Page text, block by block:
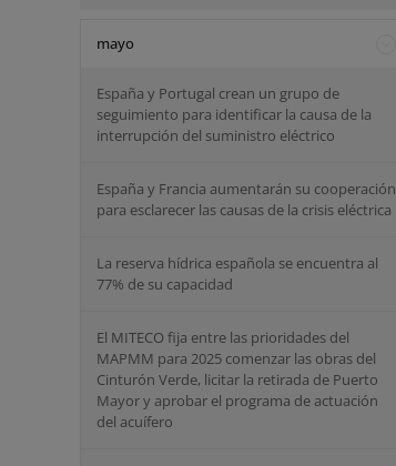
mayo
España y Portugal crean un grupo de
seguimiento para identificar la causa de la
interrupción del suministro eléctrico
España y Francia aumentarán su cooperación
para esclarecer las causas de la crisis eléctrica
La reserva hídrica española se encuentra al
77% de su capacidad
El MITECO fija entre las prioridades del
MAPMM para 2025 comenzar las obras del
Cinturón Verde, licitar la retirada de Puerto
Mayor y aprobar el programa de actuación
del acuífero